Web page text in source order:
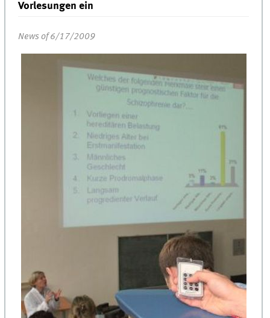
Vorlesungen ein
News of 6/17/2009